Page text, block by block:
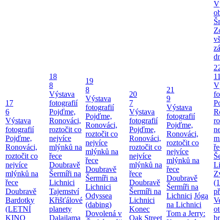
17
6
Výstava
fotografií
Pojďme,
Ronováci,
roztočit co
nejvíce
mlýnků na
řece
Doubravě
Bardotky
(LETNÍ
KINO
18
8
Výstava
fotografií
Pojďme,
Ronováci,
roztočit co
nejvíce
mlýnků na
řece
Doubravě
Šermíři na
Lichnici
Tajemství
Křišťálové
planety
Dalajlama
19
8
Výstava
fotografií
Pojďme,
Ronováci,
roztočit co
nejvíce
mlýnků na
řece
Doubravě
Šermíři na
Lichnici
Odyssea
(dabing)
Dovolená v
20
7
Výstava
fotografií
Pojďme,
Ronováci,
roztočit co
nejvíce
mlýnků na
řece
Doubravě
Šermíři na
Lichnici
Konec
Oak Street
21
9
Výstava
fotografií
Pojďme,
Ronováci,
roztočit co
nejvíce
mlýnků na
řece
Doubravě
Šermíři na
Lichnici Jóga
na Lichnici
Tom a Jerry: